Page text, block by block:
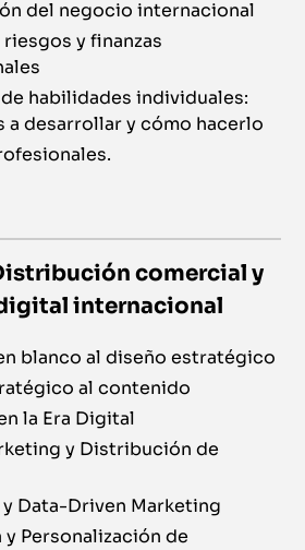
del negocio internacional
y finanzas
habilidades individuales:
a desarrollar y cómo hacerlo
comercial y
internacional
blanco al diseño estratégico
al contenido
la Era Digital
y Distribución de
y Data-Driven Marketing
y Personalización de